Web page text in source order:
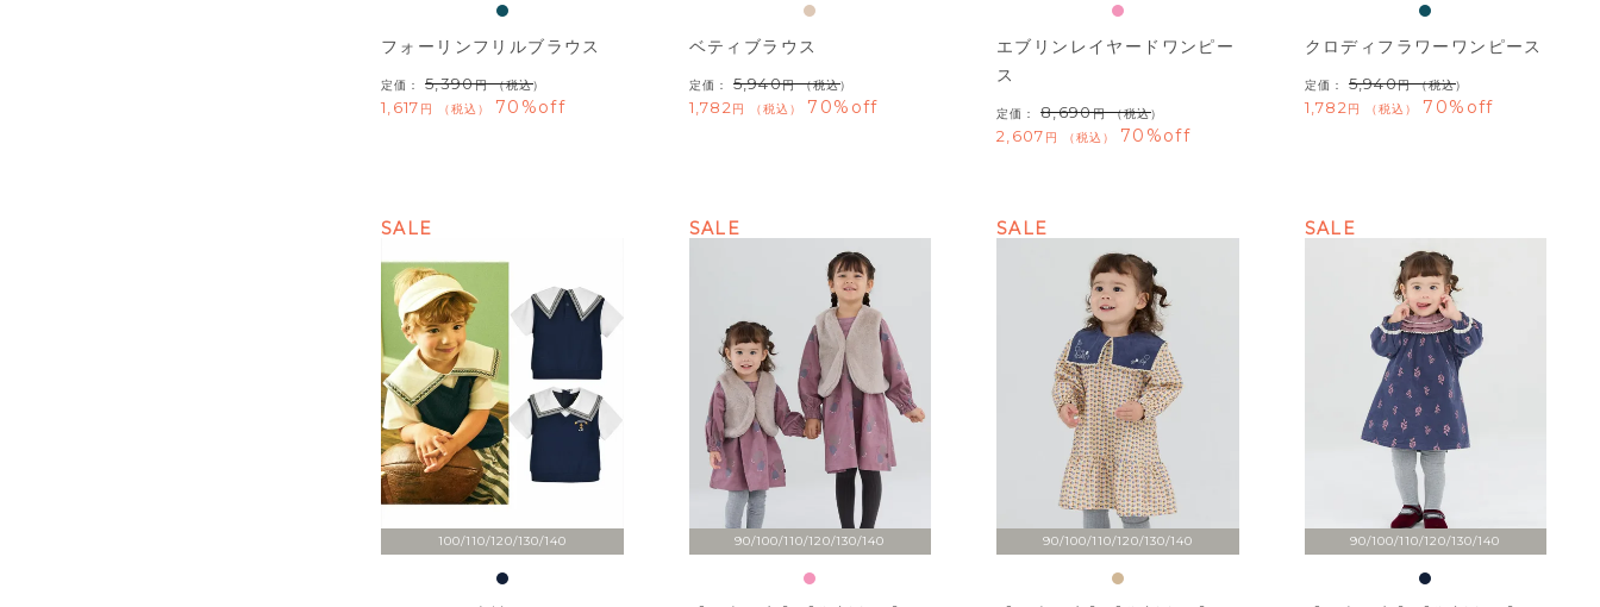
フォーリンフリルブラウス
定価： 5,390 （税込）
1,617 税込 70%off
ベティブラウス
定価： 5,940 （税込）
1,782 税込 70%off
エブリンレイヤードワンピー
ス
定価： 8,690 （税込）
2,607 税込 70%off
クロディフラワーワンピース
定価： 5,940 （税込）
1,782 税込 70%off
100/110/120/130/140
SALE
90/100/110/120/130/140
SALE
90/100/110/120/130/140
SALE
90/100/110/120/130/140
SALE